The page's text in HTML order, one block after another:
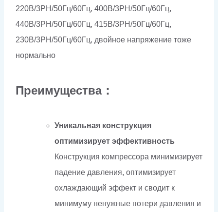
220В/3PH/50Гц/60Гц, 400В/3PH/50Гц/60Гц,
440В/3PH/50Гц/60Гц, 415В/3PH/50Гц/60Гц,
230В/3PH/50Гц/60Гц, двойное напряжение тоже
нормально
Преимущества：
Уникальная конструкция
оптимизирует эффективность
Конструкция компрессора минимизирует
падение давления, оптимизирует
охлаждающий эффект и сводит к
минимуму ненужные потери давления и